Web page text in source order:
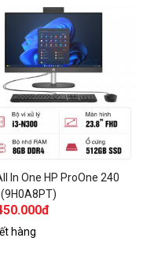
In One HP ProOne 240
hàng